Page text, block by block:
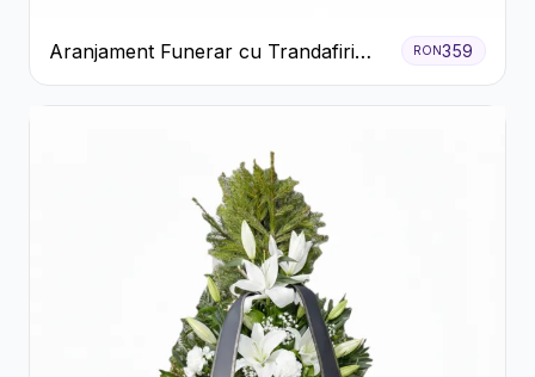
Aranjament Funerar cu Trandafiri
Albi Crizanteme Galbene și Crini
RON359